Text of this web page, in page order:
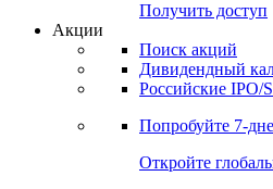
Получить доступ
Акции
Поиск акций
Дивидендный
Российские IPO/
Попробуйте 7-
Откройте